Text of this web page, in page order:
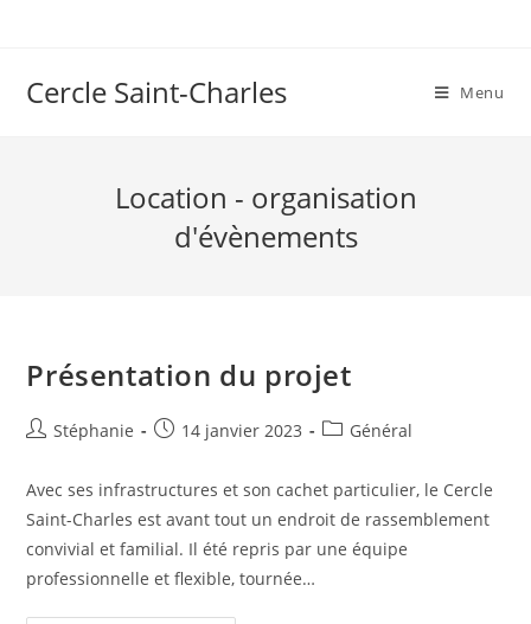
Cercle Saint-Charles Menu
Location - organisation
d'évènements
Présentation du projet
Auteur/autrice
la
publication :
Stéphanie
Post14 janvier 2023
PostGénéral
Avec ses infrastructures et son cachet particulier, le Cercle
Saint-Charles est avant tout un endroit de rassemblement
convivial et familial. Il été repris par une équipe
professionnelle et flexible, tournée…